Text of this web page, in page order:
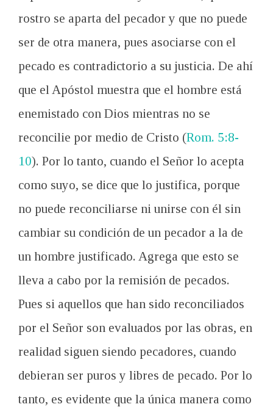
rostro se aparta del pecador y que no puede
ser de otra manera, pues asociarse con el
pecado es contradictorio a su justicia. De ahí
que el Apóstol muestra que el hombre está
enemistado con Dios mientras no se
reconcilie por medio de Cristo (Rom. 5:8-
10). Por lo tanto, cuando el Señor lo acepta
como suyo, se dice que lo justifica, porque
no puede reconciliarse ni unirse con él sin
cambiar su condición de un pecador a la de
un hombre justificado. Agrega que esto se
lleva a cabo por la remisión de pecados.
Pues si aquellos que han sido reconciliados
por el Señor son evaluados por las obras, en
realidad siguen siendo pecadores, cuando
debieran ser puros y libres de pecado. Por lo
tanto, es evidente que la única manera como